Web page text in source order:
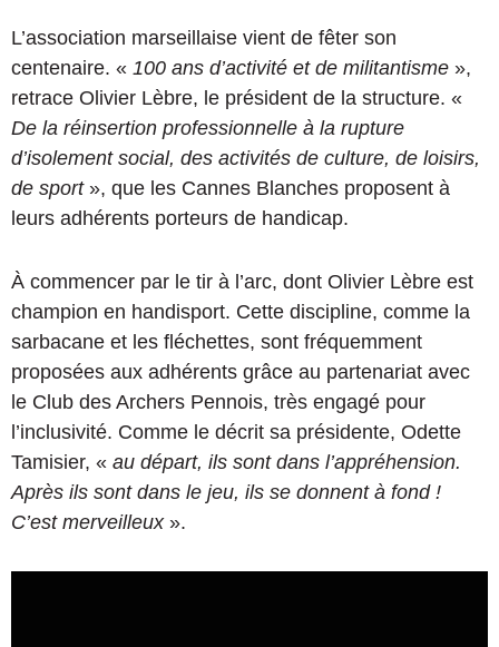
L’association marseillaise vient de fêter son
centenaire. « 100 ans d’activité et de militantisme »,
retrace Olivier Lèbre, le président de la structure. «
De la réinsertion professionnelle à la rupture
d’isolement social, des activités de culture, de loisirs,
de sport», que les Cannes Blanches proposent à
leurs adhérents porteurs de handicap.
À commencer par le tir à l’arc, dont Olivier Lèbre est
champion en handisport. Cette discipline, comme la
sarbacane et les fléchettes, sont fréquemment
proposées aux adhérents grâce au partenariat avec
le Club des Archers Pennois, très engagé pour
l’inclusivité. Comme le décrit sa présidente, Odette
Tamisier, « au départ, ils sont dans l’appréhension.
Après ils sont dans le jeu, ils se donnent à fond !
C’est merveilleux».